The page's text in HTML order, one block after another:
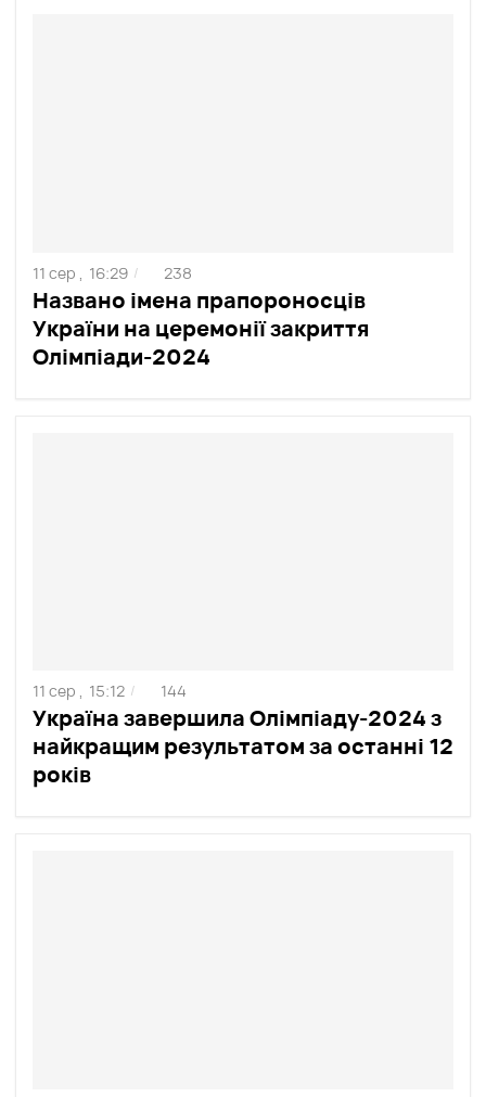
Названо імена прапороносців
України на церемонії закриття
Олімпіади-2024
11 сер , 16:29 / 238
Україна завершила Олімпіаду-2024 з
найкращим результатом за останні 12
років
11 сер , 15:12 / 144